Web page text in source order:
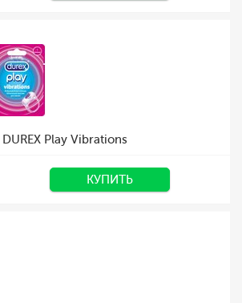
Play Vibrations
КУПИТЬ